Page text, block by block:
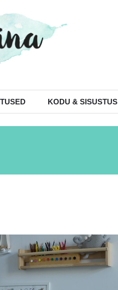
KODU & SISUSTUS